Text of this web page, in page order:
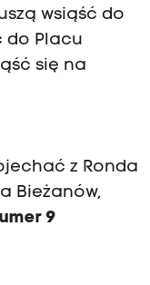
wsiąść do
do Placu
się na
z Ronda
Bieżanów,
9